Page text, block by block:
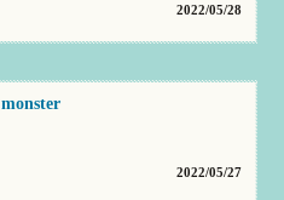
2022/05/28
monster
2022/05/27